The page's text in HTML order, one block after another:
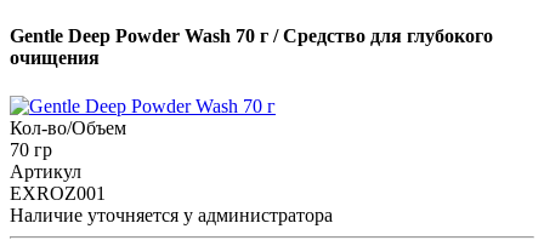
Gentle Deep Powder Wash 70 г / Средство для глубокого
очищения
Кол-во/Объем
70 гр
Артикул
EXROZ001
Наличие уточняется у администратора